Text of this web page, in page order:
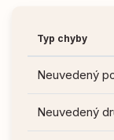
Typ chyby
Neuvedený
Neuvedený